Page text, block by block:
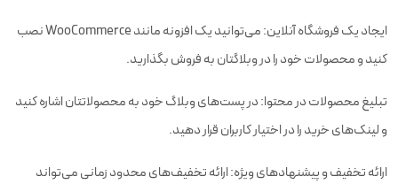
ایجاد یک فروشگاه آنلاین: می‌توانید یک افزونه مانند WooCommerce نصب
کنید و محصولات خود را در وبلاگتان به فروش بگذارید.
تبلیغ محصولات در محتوا: در پست‌های وبلاگ خود به محصولاتتان اشاره کنید
و لینک‌های خرید را در اختیار کاربران قرار دهید.
ارائه تخفیف و پیشنهادهای ویژه: ارائه تخفیف‌های محدود زمانی می‌تواند